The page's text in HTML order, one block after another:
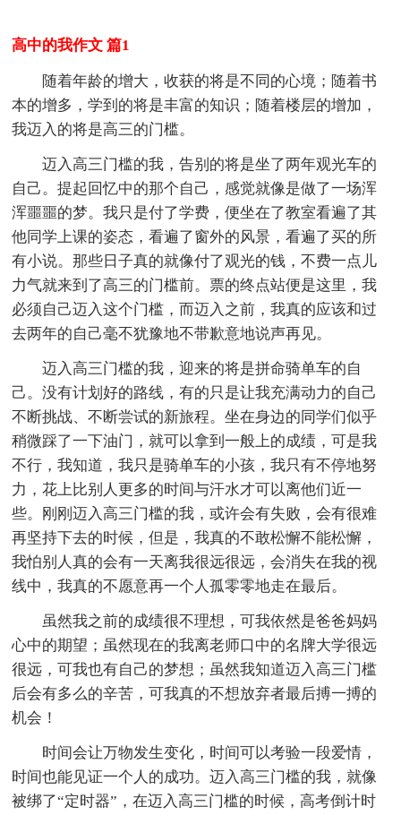
高中的我作文 篇1
随着年龄的增大，收获的将是不同的心境；随着书
本的增多，学到的将是丰富的知识；随着楼层的增加，
我迈入的将是高三的门槛。
迈入高三门槛的我，告别的将是坐了两年观光车的
自己。提起回忆中的那个自己，感觉就像是做了一场浑
浑噩噩的梦。我只是付了学费，便坐在了教室看遍了其
他同学上课的姿态，看遍了窗外的风景，看遍了买的所
有小说。那些日子真的就像付了观光的钱，不费一点儿
力气就来到了高三的门槛前。票的终点站便是这里，我
必须自己迈入这个门槛，而迈入之前，我真的应该和过
去两年的自己毫不犹豫地不带歉意地说声再见。
迈入高三门槛的我，迎来的将是拼命骑单车的自
己。没有计划好的路线，有的只是让我充满动力的自己
不断挑战、不断尝试的新旅程。坐在身边的同学们似乎
稍微踩了一下油门，就可以拿到一般上的成绩，可是我
不行，我知道，我只是骑单车的小孩，我只有不停地努
力，花上比别人更多的时间与汗水才可以离他们近一
些。刚刚迈入高三门槛的我，或许会有失败，会有很难
再坚持下去的时候，但是，我真的不敢松懈不能松懈，
我怕别人真的会有一天离我很远很远，会消失在我的视
线中，我真的不愿意再一个人孤零零地走在最后。
虽然我之前的成绩很不理想，可我依然是爸爸妈妈
心中的期望；虽然现在的我离老师口中的名牌大学很远
很远，可我也有自己的梦想；虽然我知道迈入高三门槛
后会有多么的辛苦，可我真的不想放弃者最后搏一搏的
机会！
时间会让万物发生变化，时间可以考验一段爱情，
时间也能见证一个人的成功。迈入高三门槛的我，就像
被绑了“定时器”，在迈入高三门槛的时候，高考倒计时